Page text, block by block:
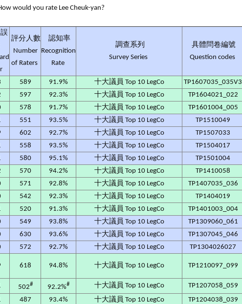
would you rate Lee Cheuk-yan?
評分人數
Number
of Raters
認知率
Recognition
Rate
調查系列
Survey Series
具體問卷編號
Question codes
589 91.9% 十大議員 Top 10 LegCo
TP1607035_035V3
597 92.3% 十大議員 Top 10 LegCo
TP1604021_022
578 91.7% 十大議員 Top 10 LegCo
TP1601004_005
551 93.5% 十大議員 Top 10 LegCo
TP1510049
602 92.7% 十大議員 Top 10 LegCo
TP1507033
558 93.5% 十大議員 Top 10 LegCo
TP1504017
580 95.1% 十大議員 Top 10 LegCo
TP1501004
570 94.2% 十大議員 Top 10 LegCo
TP1410058
571 92.8% 十大議員 Top 10 LegCo
TP1407035_036
542 92.3% 十大議員 Top 10 LegCo
TP1404019
520 91.3% 十大議員 Top 10 LegCo
TP1401003_004
549 93.8% 十大議員 Top 10 LegCo
TP1309060_061
630 93.6% 十大議員 Top 10 LegCo
TP1307045_046
572 92.7% 十大議員 Top 10 LegCo
TP1304026027
618 94.8% 十大議員 Top 10 LegCo TP1210097_099
502# 92.2%# 十大議員 Top 10 LegCo
TP1207058_059
487 93.4% 十大議員 Top 10 LegCo
TP1204038_039